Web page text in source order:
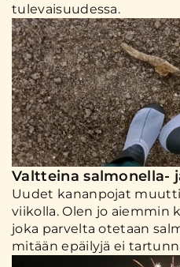
tulevaisuudessa.
Valtteina salmonella-
Uudet kananpojat
viikolla. Olen jo aiemmin
joka parvelta otetaan
mitään epäilyjä ei